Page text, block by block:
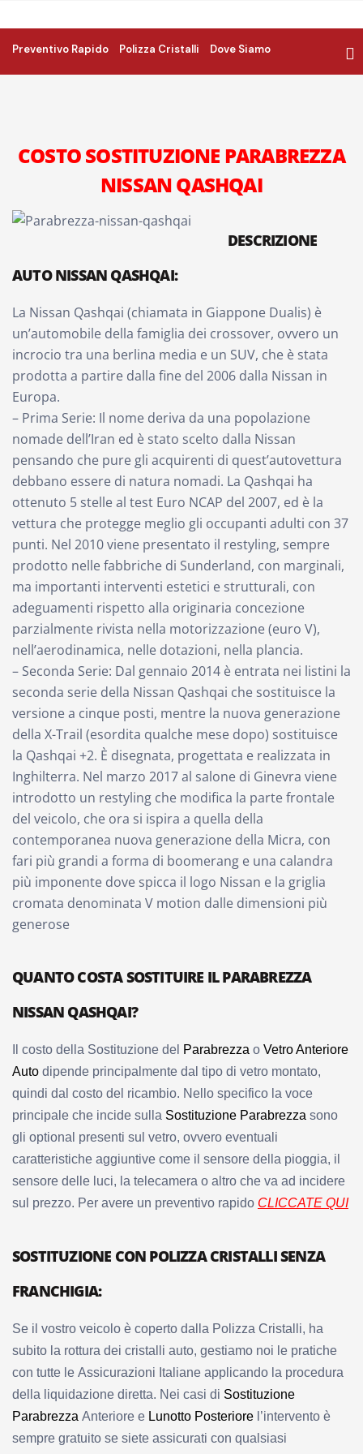
Preventivo Rapido Polizza Cristalli Dove Siamo
COSTO SOSTITUZIONE PARABREZZA
NISSAN QASHQAI
DESCRIZIONE
AUTO NISSAN QASHQAI:
La Nissan Qashqai (chiamata in Giappone Dualis) è
un’automobile della famiglia dei crossover, ovvero un
incrocio tra una berlina media e un SUV, che è stata
prodotta a partire dalla fine del 2006 dalla Nissan in
Europa.
– Prima Serie: Il nome deriva da una popolazione
nomade dell’Iran ed è stato scelto dalla Nissan
pensando che pure gli acquirenti di quest’autovettura
debbano essere di natura nomadi. La Qashqai ha
ottenuto 5 stelle al test Euro NCAP del 2007, ed è la
vettura che protegge meglio gli occupanti adulti con 37
punti. Nel 2010 viene presentato il restyling, sempre
prodotto nelle fabbriche di Sunderland, con marginali,
ma importanti interventi estetici e strutturali, con
adeguamenti rispetto alla originaria concezione
parzialmente rivista nella motorizzazione (euro V),
nell’aerodinamica, nelle dotazioni, nella plancia.
– Seconda Serie: Dal gennaio 2014 è entrata nei listini la
seconda serie della Nissan Qashqai che sostituisce la
versione a cinque posti, mentre la nuova generazione
della X-Trail (esordita qualche mese dopo) sostituisce
la Qashqai +2. È disegnata, progettata e realizzata in
Inghilterra. Nel marzo 2017 al salone di Ginevra viene
introdotto un restyling che modifica la parte frontale
del veicolo, che ora si ispira a quella della
contemporanea nuova generazione della Micra, con
fari più grandi a forma di boomerang e una calandra
più imponente dove spicca il logo Nissan e la griglia
cromata denominata V motion dalle dimensioni più
generose
QUANTO COSTA SOSTITUIRE IL PARABREZZA
NISSAN QASHQAI?
Il costo della Sostituzione del Parabrezza o Vetro Anteriore
Auto dipende principalmente dal tipo di vetro montato,
quindi dal costo del ricambio. Nello specifico la voce
principale che incide sulla Sostituzione Parabrezza sono
gli optional presenti sul vetro, ovvero eventuali
caratteristiche aggiuntive come il sensore della pioggia, il
sensore delle luci, la telecamera o altro che va ad incidere
sul prezzo. Per avere un preventivo rapido CLICCATE QUI
SOSTITUZIONE CON POLIZZA CRISTALLI SENZA
FRANCHIGIA:
Se il vostro veicolo è coperto dalla Polizza Cristalli, ha
subito la rottura dei cristalli auto, gestiamo noi le pratiche
con tutte le Assicurazioni Italiane applicando la procedura
della liquidazione diretta. Nei casi di Sostituzione
Parabrezza Anteriore e Lunotto Posteriore l’intervento è
sempre gratuito se siete assicurati con qualsiasi